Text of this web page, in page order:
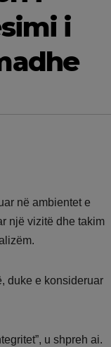
i
në ambientet e
një vizitë dhe takim
duke e konsideruar
u shpreh ai.